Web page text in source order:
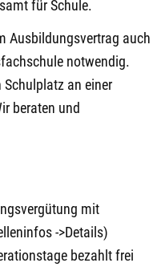
für Schule.
Ausbildungsvertrag auch
notwendig.
an einer
beraten und
mit
->Details)
bezahlt frei